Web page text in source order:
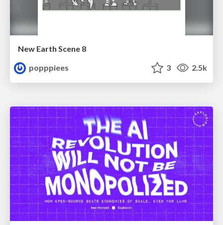
New Earth Scene 8
popppiees
3 2.5k